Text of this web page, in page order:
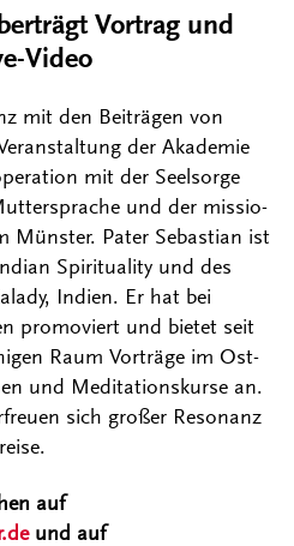
Vortrag und
Video
mit den Beiträgen von
der Akademie
mit der Seelsorge
und der missio-
Münster. Pater Sebastian ist
Spirituality und des
Indien. Er hat bei
promoviert und bietet seit
Raum Vorträge im Ost-
und Meditationskurse an.
sich großer Resonanz
auf
und auf